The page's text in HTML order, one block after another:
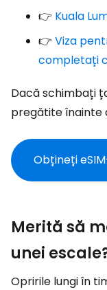
👉 Kuala
👉 Viza
completați
Dacă schimbați
pregătite înainte
Obțineți
Merită să
unei
Opririle lungi în